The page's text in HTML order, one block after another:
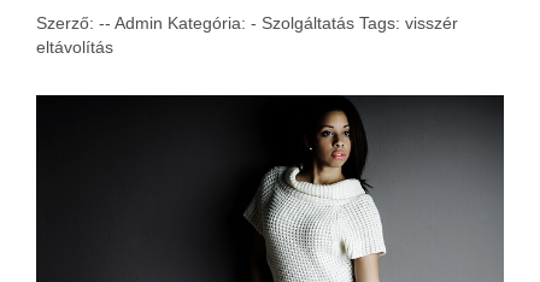
Szerző: -- Admin Kategória: - Szolgáltatás Tags: visszér
eltávolítás